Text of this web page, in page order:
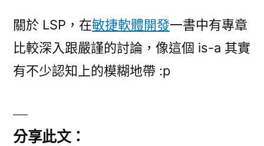
關於 LSP，在敏捷軟體開發一書中有專章
比較深入跟嚴謹的討論，像這個 is-a 其實
有不少認知上的模糊地帶 :p
分享此文：